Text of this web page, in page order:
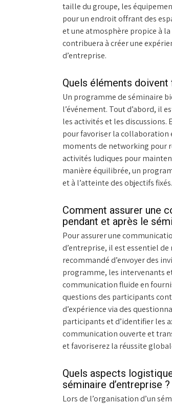
taille du groupe, les
pour un endroit offrant des
et une atmosphère propice à
contribuera à créer une
d’entreprise.
Quels éléments
Un programme de séminaire
l’événement. Tout d’abord, il
les activités et les
pour favoriser la collaboration
moments de networking pour
activités ludiques pour
manière équilibrée, un
et à l’atteinte des objectifs fixés.
Comment assurer une
pendant et après le
Pour assurer une
d’entreprise, il est essentiel
recommandé d’envoyer des
programme, les intervenants
communication fluide en
questions des participants
d’expérience via des
participants et d’identifier les
communication ouverte et
et favoriserez la réussite
Quels aspects
séminaire d’entreprise ?
Lors de l’organisation d’un